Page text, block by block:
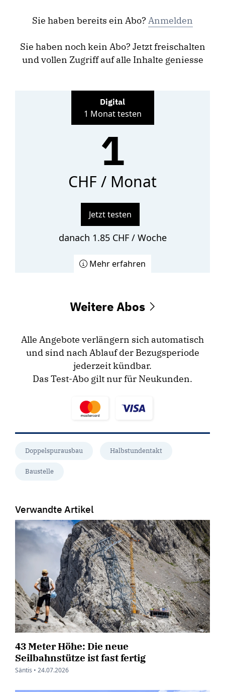
Sie haben bereits ein Abo? Anmelden
Sie haben noch kein Abo? Jetzt freischalten
und vollen Zugriff auf alle Inhalte geniesse
Digital
1 Monat testen
1
CHF / Monat
Jetzt testen
danach 1.85 CHF / Woche
Mehr erfahren
Weitere Abos
Alle Angebote verlängern sich automatisch
und sind nach Ablauf der Bezugsperiode
jederzeit kündbar.
Das Test-Abo gilt nur für Neukunden.
Doppelspurausbau Halbstundentakt
Baustelle
Verwandte Artikel
43 Meter Höhe: Die neue
Seilbahnstütze ist fast fertig
Säntis • 24.07.2026